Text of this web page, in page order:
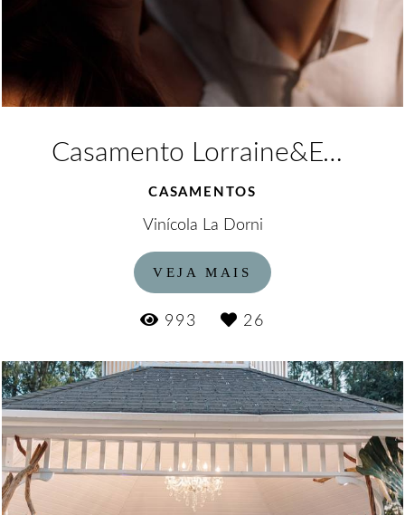
Casamento Lorraine&Eduardo
CASAMENTOS
Vinícola La Dorni
VEJA MAIS
993 26